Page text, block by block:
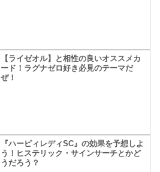
【ライゼオル】と相性の良いオススメカ
ード！ラグナゼロ好き必見のテーマだ
ぜ！
『ハーピィレディSC』の効果を予想しよ
う！ヒステリック・サインサーチとかど
うだろう？